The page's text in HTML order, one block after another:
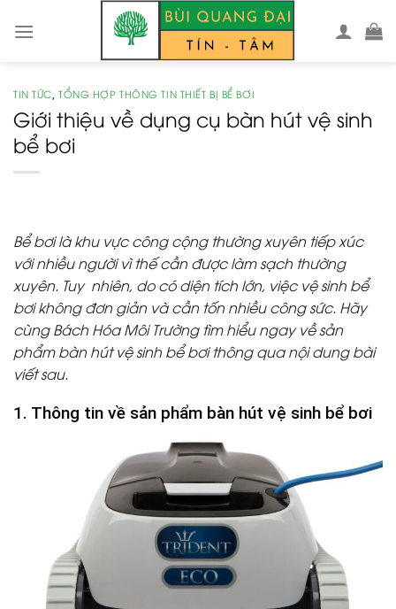
TIN TỨC,TỔNG HỢP THÔNG TIN THIẾT BỊ BỂ BƠI
Giới thiệu về dụng cụ bàn hút vệ sinh
bể bơi
Bể bơi là khu vực công cộng thường xuyên tiếp xúc
với nhiều người vì thế cần được làm sạch thường
xuyên. Tuy nhiên, do có diện tích lớn, việc vệ sinh bể
bơi không đơn giản và cần tốn nhiều công sức. Hãy
cùngBách Hóa Môi Trườngtìm hiểu ngay về sản
phẩmbàn hút vệ sinh bể bơithông qua nội dung bài
viết sau.
1. Thông tin về sản phẩm bàn hút vệ sinh bể bơi